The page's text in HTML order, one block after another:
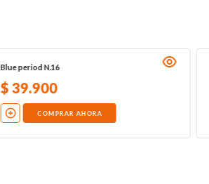
Blue period N.16
$39.900
COMPRAR AHORA